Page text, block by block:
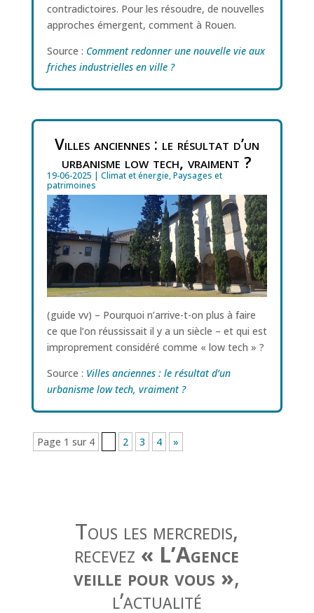
contradictoires. Pour les résoudre, de nouvelles
approches émergent, comment à Rouen.
Source : Comment redonner une nouvelle vie aux
friches industrielles en ville ?
Villes anciennes : le résultat d’un
urbanisme low tech, vraiment ?
19-06-2025 | Climat et énergie,Paysages et
patrimoines
(guide vv) – Pourquoi n’arrive-t-on plus à faire
ce que l’on réussissait il y a un siècle – et qui est
improprement considéré comme « low tech » ?
Source : Villes anciennes : le résultat d’un
urbanisme low tech, vraiment ?
Page 1 sur 4 2 3 4 »
Tous les mercredis,
recevez « L’Agence
veille pour vous »,
l’actualité